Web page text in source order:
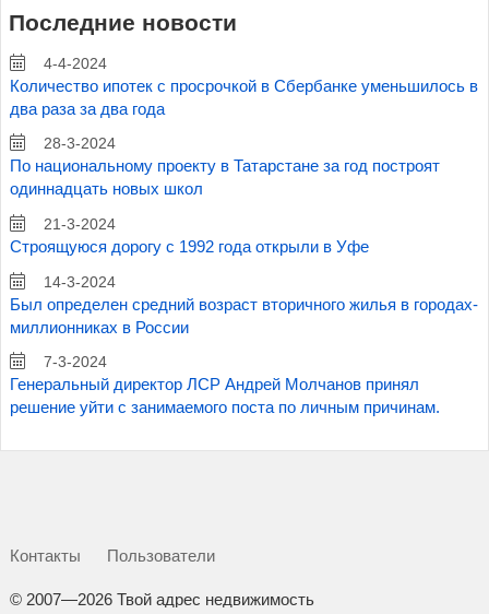
Последние новости
4-4-2024
Количество ипотек с просрочкой в Сбербанке уменьшилось в
два раза за два года
28-3-2024
По национальному проекту в Татарстане за год построят
одиннадцать новых школ
21-3-2024
Строящуюся дорогу с 1992 года открыли в Уфе
14-3-2024
Был определен средний возраст вторичного жилья в городах-
миллионниках в России
7-3-2024
Генеральный директор ЛСР Андрей Молчанов принял
решение уйти с занимаемого поста по личным причинам.
Контакты Пользователи
© 2007—2026 Твой адрес недвижимость